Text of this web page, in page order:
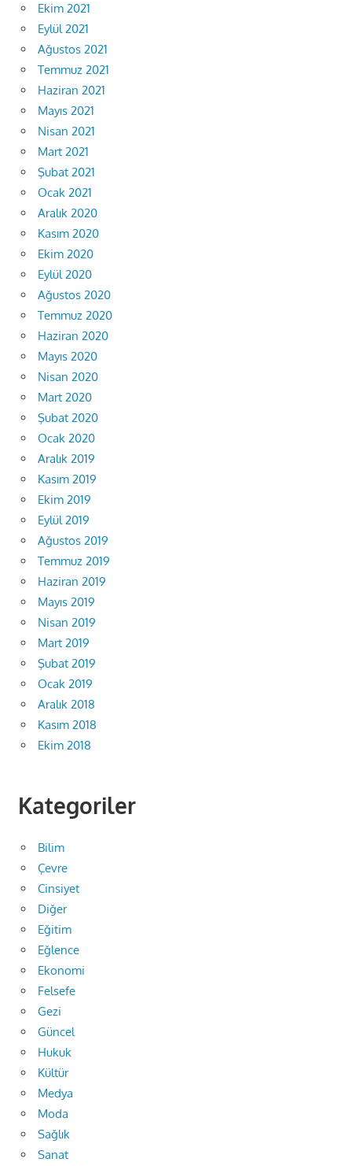
Ekim 2021
Eylül 2021
Ağustos 2021
Temmuz 2021
Haziran 2021
Mayıs 2021
Nisan 2021
Mart 2021
Şubat 2021
Ocak 2021
Aralık 2020
Kasım 2020
Ekim 2020
Eylül 2020
Ağustos 2020
Temmuz 2020
Haziran 2020
Mayıs 2020
Nisan 2020
Mart 2020
Şubat 2020
Ocak 2020
Aralık 2019
Kasım 2019
Ekim 2019
Eylül 2019
Ağustos 2019
Temmuz 2019
Haziran 2019
Mayıs 2019
Nisan 2019
Mart 2019
Şubat 2019
Ocak 2019
Aralık 2018
Kasım 2018
Ekim 2018
Kategoriler
Bilim
Çevre
Cinsiyet
Diğer
Eğitim
Eğlence
Ekonomi
Felsefe
Gezi
Güncel
Hukuk
Kültür
Medya
Moda
Sağlık
Sanat